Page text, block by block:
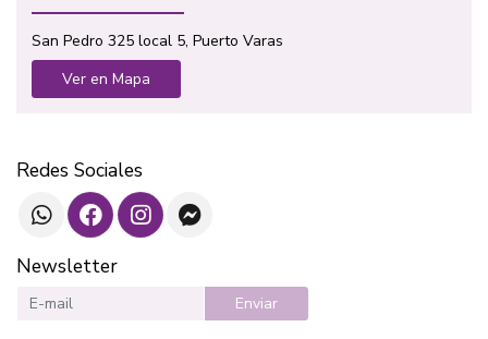
San Pedro 325 local 5, Puerto Varas
Ver en Mapa
Redes Sociales
Newsletter
Enviar